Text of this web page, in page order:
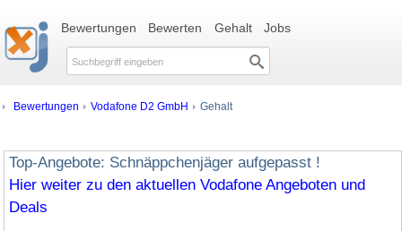
Bewertungen Bewerten Gehalt Jobs
Bewertungen Vodafone D2 GmbH Gehalt
Top-Angebote: Schnäppchenjäger aufgepasst !
Hier weiter zu den aktuellen Vodafone Angeboten und
Deals